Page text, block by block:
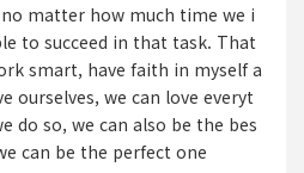
matter how much time we i
to succeed in that task. That
smart, have faith in myself a
ourselves, we can love everyt
do so, we can also be the bes
can be the perfect one